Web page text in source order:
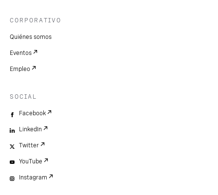
CORPORATIVO
Quiénes somos
Eventos
Empleo
SOCIAL
Facebook
LinkedIn
Twitter
YouTube
Instagram